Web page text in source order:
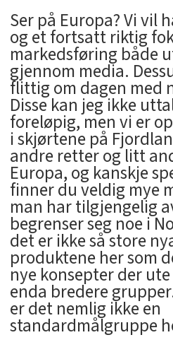
Ser på Europa? Vi vil
og et fortsatt riktig
markedsføring både
gjennom media.
flittig om dagen med
Disse kan jeg ikke
foreløpig, men vi er
i skjørtene på
andre retter og litt
Europa, og kanskje
finner du veldig mye
man har tilgjengelig
begrenser seg noe i
det er ikke så store
produktene her som
nye konsepter der
enda bredere
er det nemlig ikke en
standardmålgruppe